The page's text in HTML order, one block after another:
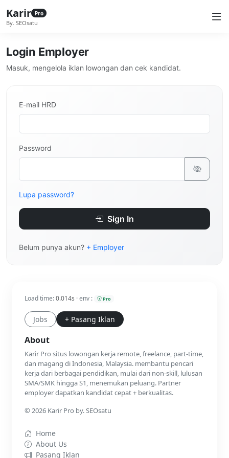
Karir Pro
By. SEOsatu
Login Employer
Masuk, mengelola iklan lowongan dan cek kandidat.
E-mail HRD
Password
Lupa password?
Sign In
Belum punya akun? + Employer
Load time:0.014s · env : Pro
Jobs + Pasang Iklan
About
Karir Pro situs lowongan kerja remote, freelance, part-time,
dan magang di Indonesia, Malaysia. membantu pencari
kerja dari berbagai pendidikan, mulai dari non-skill, lulusan
SMA/SMK hingga S1, menemukan peluang. Partner
employer dapatkan kandidat cepat + berkualitas.
© 2026 Karir Pro by. SEOsatu
Home
About Us
Pasang Iklan